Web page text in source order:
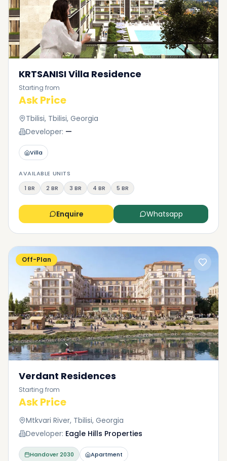
KRTSANISI Villa Residence
Starting from
Ask Price
Tbilisi, Tbilisi, Georgia
Developer: —
Villa
AVAILABLE UNITS
1 BR
2 BR 3 BR 4 BR 5 BR
Enquire Whatsapp
Off-Plan
Verdant Residences
Starting from
Ask Price
Mtkvari River, Tbilisi, Georgia
Developer: Eagle Hills Properties
Handover2030 Apartment